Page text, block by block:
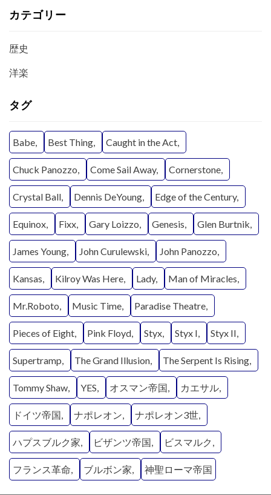
カテゴリー
歴史
洋楽
タグ
Babe Best Thing Caught in the Act
Chuck Panozzo Come Sail Away Cornerstone
Crystal Ball Dennis DeYoung Edge of the Century
Equinox Fixx Gary Loizzo Genesis Glen Burtnik
James Young John Curulewski John Panozzo
Kansas Kilroy Was Here Lady Man of Miracles
Mr.Roboto Music Time Paradise Theatre
Pieces of Eight Pink Floyd Styx Styx I Styx II
Supertramp The Grand Illusion The Serpent Is Rising
Tommy Shaw YES オスマン帝国 カエサル
ドイツ帝国 ナポレオン ナポレオン3世
ハプスブルク家 ビザンツ帝国 ビスマルク
フランス革命 ブルボン家 神聖ローマ帝国